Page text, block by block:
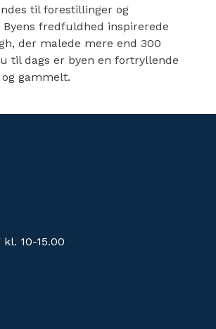
til forestillinger og
fredfuldhed inspirerede
der malede mere end 300
til dags er byen en fortryllende
gammelt.
10-15.00